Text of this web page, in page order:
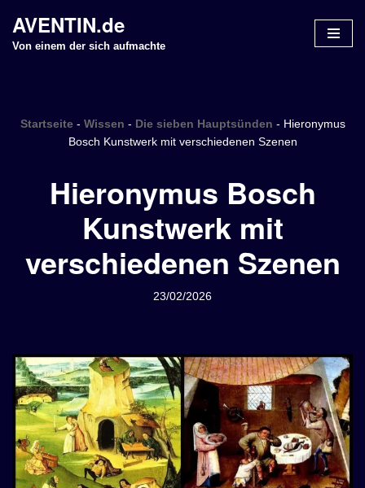
Z
n
AVENTIN.de
Von einem der sich aufmachte
Startseite- Wissen - Die sieben Hauptsünden - Hieronymus
Bosch Kunstwerk mit verschiedenen Szenen
Hieronymus Bosch
Kunstwerk mit
verschiedenen Szenen
23/02/2026